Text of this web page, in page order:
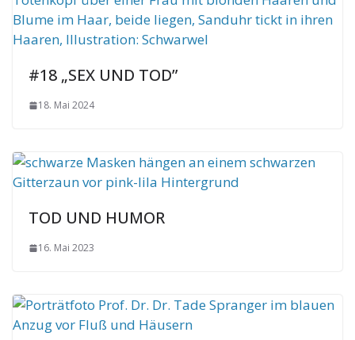
#18 „SEX UND TOD”
18. Mai 2024
TOD UND HUMOR
16. Mai 2023